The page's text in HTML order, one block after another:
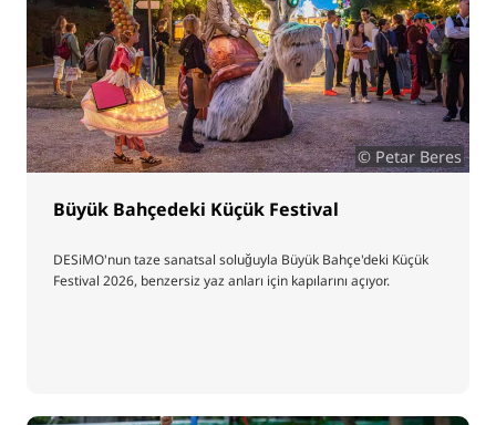
© Petar Beres
Büyük Bahçedeki Küçük Festival
DESiMO'nun taze sanatsal soluğuyla Büyük Bahçe'deki Küçük
Festival 2026, benzersiz yaz anları için kapılarını açıyor.